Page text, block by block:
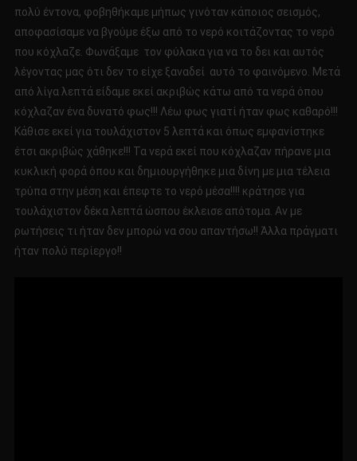
πολύ έντονα, φοβηθήκαμε μήπως γινόταν κάποιος σεισμός,
αποφασίσαμε να βγούμε έξω από το νερό κοιτάζοντας το νερό
που κόχλαζε. Φωνάξαμε τον φύλακα για να το δει και αυτός
λέγοντας μας ότι δεν το είχε ξαναδεί αυτό το φαινόμενο. Μετά
από λίγα λεπτά είδαμε εκεί ακριβώς κάτω από τα νερά όπου
κόχλαζαν ένα δυνατό φως!!! Λέω φως γιατί ήταν φως καθαρό!!!
Κάθισε εκεί για τουλάχιστον 5 λεπτά και όπως εμφανίστηκε
έτσι ακριβώς χάθηκε!!! Τα νερά εκεί που κόχλαζαν πήρανε μια
κυκλική φορά όπου και δημιουργήθηκε μια δίνη με μια τέλεια
τρύπα στην μέση και έπεφτε το νερό μέσα!!!! κράτησε για
τουλάχιστον δέκα λεπτά ώσπου έκλεισε απότομα. Αν με
ρωτήσεις τι ήταν δεν μπορώ να σου απαντήσω!! Άλλα πράγματι
ήταν πολύ περίεργο!!